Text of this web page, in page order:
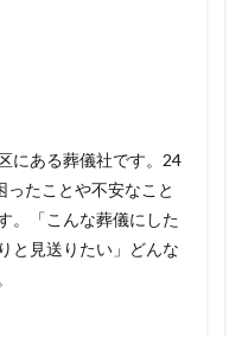
にある葬儀社です。24
たことや不安なこと
。「こんな葬儀にした
と見送りたい」どんな